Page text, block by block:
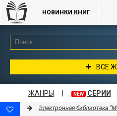
НОВИНКИ КНИГ
ВСЕ
ЖАНРЫ NEW СЕРИИ
Электронная библиотека